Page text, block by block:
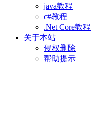
java教程
c#教程
.Net Core教程
关于本站
侵权删除
帮助提示